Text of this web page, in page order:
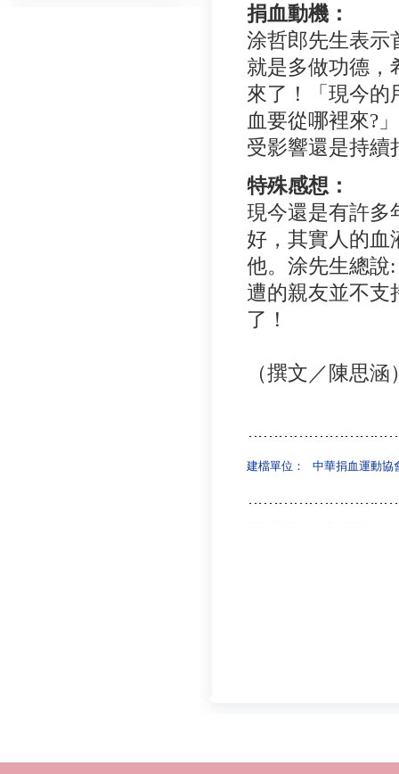
捐血動機：
涂哲郎先生表示
就是多做功德，
來了！「現今的
血要從哪裡來?
受影響還是持續
特殊感想：
現今還是有許多
好，其實人的血
他。涂先生總說
遭的親友並不支
了！
（撰文／陳思涵
建檔單位： 中華捐血運動協